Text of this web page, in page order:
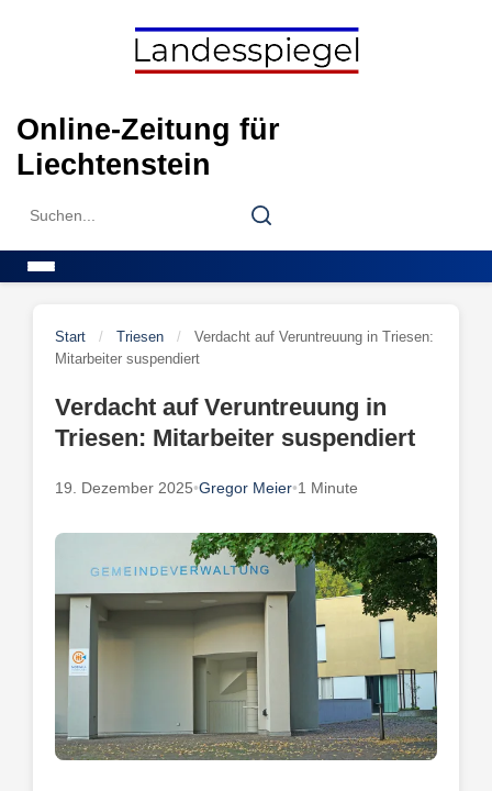
Online-Zeitung für
Liechtenstein
Search
Search
Start / Triesen /
Verdacht auf Veruntreuung in Triesen:
Mitarbeiter suspendiert
Verdacht auf Veruntreuung in
Triesen: Mitarbeiter suspendiert
19. Dezember 2025•Gregor Meier•1 Minute